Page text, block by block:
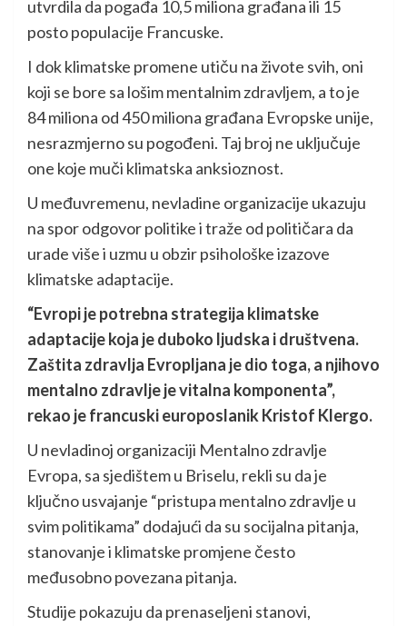
utvrdila da pogađa 10,5 miliona građana ili 15
posto populacije Francuske.
I dok klimatske promene utiču na živote svih, oni
koji se bore sa lošim mentalnim zdravljem, a to je
84 miliona od 450 miliona građana Evropske unije,
nesrazmjerno su pogođeni. Taj broj ne uključuje
one koje muči klimatska anksioznost.
U međuvremenu, nevladine organizacije ukazuju
na spor odgovor politike i traže od političara da
urade više i uzmu u obzir psihološke izazove
klimatske adaptacije.
“Evropi je potrebna strategija klimatske
adaptacije koja je duboko ljudska i društvena.
Zaštita zdravlja Evropljana je dio toga, a njihovo
mentalno zdravlje je vitalna komponenta”,
rekao je francuski europoslanik Kristof Klergo.
U nevladinoj organizaciji Mentalno zdravlje
Evropa, sa sjedištem u Briselu, rekli su da je
ključno usvajanje “pristupa mentalno zdravlje u
svim politikama” dodajući da su socijalna pitanja,
stanovanje i klimatske promjene često
međusobno povezana pitanja.
Studije pokazuju da prenaseljeni stanovi,